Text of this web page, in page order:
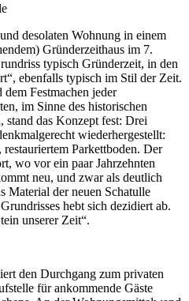
desolaten Wohnung in einem
Gründerzeithaus im 7.
typisch Gründerzeit, in den
ebenfalls typisch im Stil der Zeit.
Festmachen jeder
im Sinne des historischen
das Konzept fest: Drei
wiederhergestellt:
Parkettboden. Der
wo vor ein paar Jahrzehnten
neu, und zwar als deutlich
Material der neuen Schatulle
hebt sich dezidiert ab.
unserer Zeit“.
den Durchgang zum privaten
für ankommende Gäste